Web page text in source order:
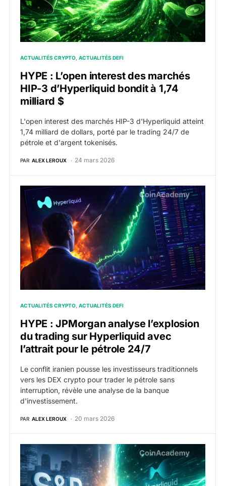
ACTUALITÉS CRYPTO ACTUALITÉS DEFI
HYPE : L’open interest des marchés
HIP-3 d’Hyperliquid bondit à 1,74
milliard $
L'open interest des marchés HIP-3 d'Hyperliquid atteint
1,74 milliard de dollars, porté par le trading 24/7 de
pétrole et d'argent tokenisés.
PAR ALEX LEROUX 24 mars 2026
HYPE : JPMorgan analyse l’explosion du trading
ACTUALITÉS CRYPTO ACTUALITÉS DEFI
HYPE : JPMorgan analyse l’explosion
du trading sur Hyperliquid avec
l’attrait pour le pétrole 24/7
Le conflit iranien pousse les investisseurs traditionnels
vers les DEX crypto pour trader le pétrole sans
interruption, révèle une analyse de la banque
d'investissement.
PAR ALEX LEROUX 20 mars 2026
HYPE : Le premier contrat perpétuel officiel